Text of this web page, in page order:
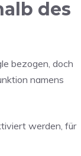
des
bezogen, doch
namens
werden, für